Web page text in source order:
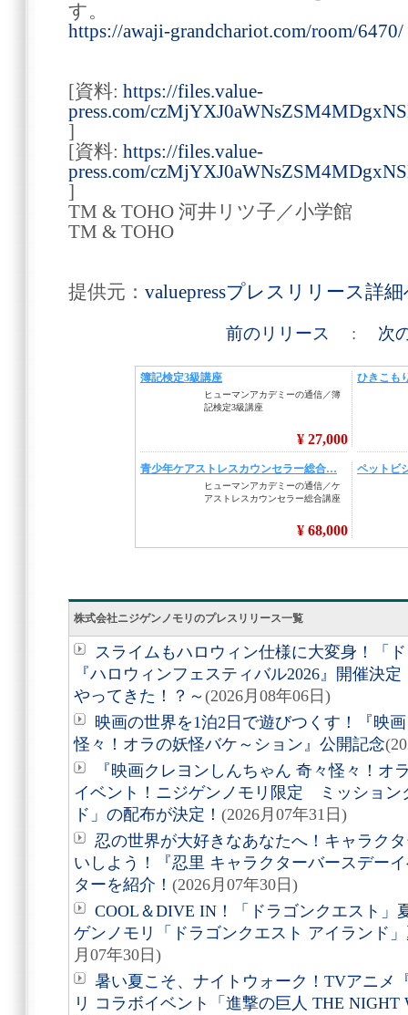
す。
https://awaji-grandchariot.com/room/6470/
[資料: https://files.value-
press.com/
]
[資料: https://files.value-
press.com/
]
TM & TOHO 河井リツ子／小学館
TM & TOHO
提供元： valuepressプレスリリース詳
前のリリース : 次
株式会社ニジゲンノモリのプレスリリース一覧
スライムもハロウィン仕様に大変身！「
『ハロウィンフェスティバル2026』開催決
やってきた！？～ (2026月08年06日)
映画の世界を1泊2日で遊びつくす！『映
怪々！オラの妖怪バケ～ション』公開記念
『映画クレヨンしんちゃん 奇々怪々！オ
イベント！ニジゲンノモリ限定 ミッション
ド」の配布が決定！ (2026月07年31日)
忍の世界が大好きなあなたへ！キャラク
いしよう！『忍里 キャラクターバースデー
ターを紹介！ (2026月07年30日)
COOL＆DIVE IN！「ドラゴンクエスト」
ゲンノモリ「ドラゴンクエスト アイランド
月07年30日)
暑い夏こそ、ナイトウォーク！TVアニメ
リ コラボイベント「進撃の巨人 THE